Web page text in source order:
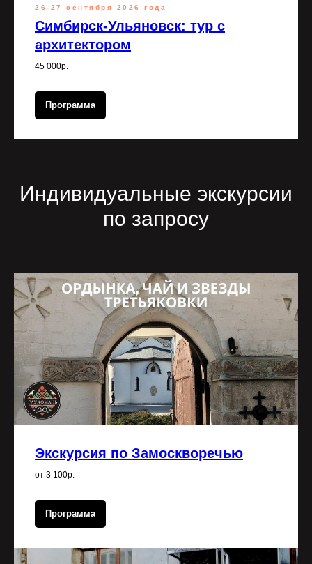
26-27 сентября 2026 года
Симбирск-Ульяновск: тур с
архитектором
45 000р.
Программа
Индивидуальные экскурсии
по запросу
Экскурсия по Замоскворечью
от 3 100р.
Программа